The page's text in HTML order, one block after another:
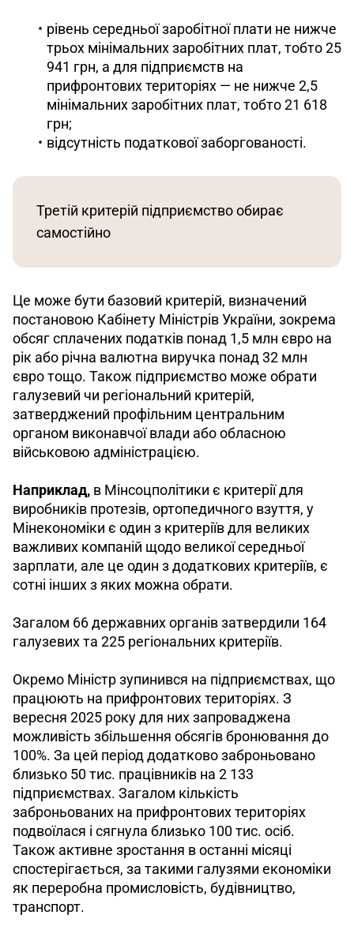
рівень середньої заробітної плати не нижче
трьох мінімальних заробітних плат, тобто 25
941 грн, а для підприємств на
прифронтових територіях — не нижче 2,5
мінімальних заробітних плат, тобто 21 618
грн;
відсутність податкової заборгованості.
Третій критерій підприємство обирає
самостійно
Це може бути базовий критерій, визначений
постановою Кабінету Міністрів України, зокрема
обсяг сплачених податків понад 1,5 млн євро на
рік або річна валютна виручка понад 32 млн
євро тощо. Також підприємство може обрати
галузевий чи регіональний критерій,
затверджений профільним центральним
органом виконавчої влади або обласною
військовою адміністрацією.
Наприклад, в Мінсоцполітики є критерії для
виробників протезів, ортопедичного взуття, у
Мінекономіки є один з критеріїв для великих
важливих компаній щодо великої середньої
зарплати, але це один з додаткових критеріїв, є
сотні інших з яких можна обрати.
Загалом 66 державних органів затвердили 164
галузевих та 225 регіональних критеріїв.
Окремо Міністр зупинився на підприємствах, що
працюють на прифронтових територіях. З
вересня 2025 року для них запроваджена
можливість збільшення обсягів бронювання до
100%. За цей період додатково заброньовано
близько 50 тис. працівників на 2 133
підприємствах. Загалом кількість
заброньованих на прифронтових територіях
подвоїлася і сягнула близько 100 тис. осіб.
Також активне зростання в останні місяці
спостерігається, за такими галузями економіки
як переробна промисловість, будівництво,
транспорт.